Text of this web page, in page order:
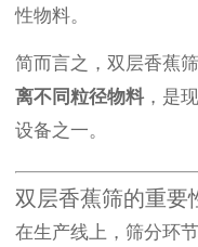
性物料。
简而言之，双层香蕉
离不同粒径物料，是
设备之一。
双层香蕉筛的重要
在生产线上，筛分环